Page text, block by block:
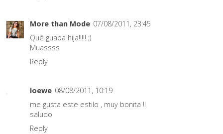
More than Mode 07/08/2011, 23:45
Qué guapa hija!!!!! ;)
Muassss
Reply
loewe 08/08/2011, 10:19
me gusta este estilo , muy bonita !!
saludo
Reply